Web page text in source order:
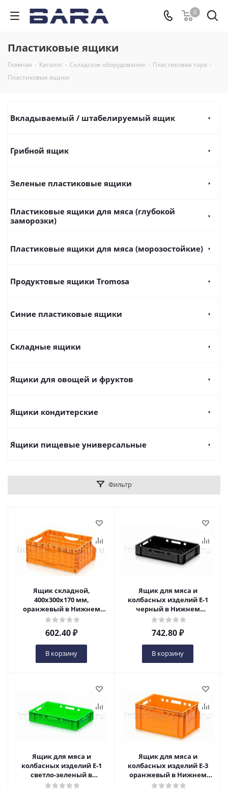
0
Пластиковые ящики
Главная - Каталог - Складское оборудование - Пластиковая тара -
Пластиковые ящики
Вкладываемый / штабелируемый ящик
Грибной ящик
Зеленые пластиковые ящики
Пластиковые ящики для мяса (глубокой
заморозки)
Пластиковые ящики для мяса (морозостойкие)
Продуктовые ящики Tromosa
Синие пластиковые ящики
Складные ящики
Ящики для овощей и фруктов
Ящики кондитерские
Ящики пищевые универсальные
Фильтр
Ящик складной,
400х300х170 мм,
оранжевый в Нижнем
Новгороде
602.40₽
В корзину
Ящик для мяса и
колбасных изделий Е-1
черный в Нижнем
Новгороде
742.80₽
В корзину
Ящик для мяса и
колбасных изделий Е-1
светло-зеленый в
Нижнем Новгороде
Ящик для мяса и
колбасных изделий Е-3
оранжевый в Нижнем
Новгороде